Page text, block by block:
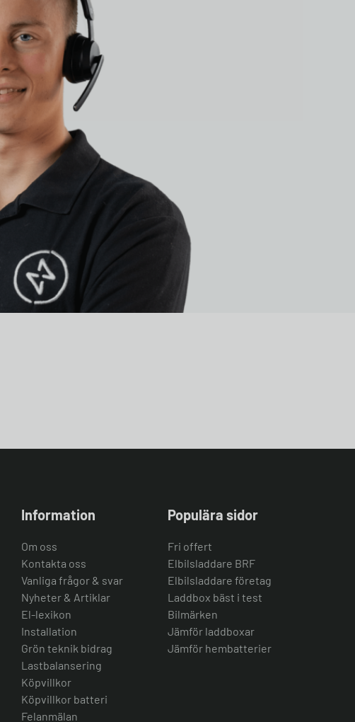
Information
Om oss
Kontakta oss
Vanliga frågor & svar
Nyheter & Artiklar
El-lexikon
Installation
Grön teknik bidrag
Lastbalansering
Köpvillkor
Köpvillkor batteri
Felanmälan
Populära sidor
Fri offert
Elbilsladdare BRF
Elbilsladdare företag
Laddbox bäst i test
Bilmärken
Jämför laddboxar
Jämför hembatterier